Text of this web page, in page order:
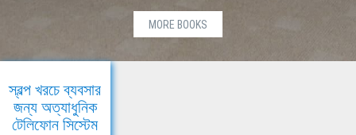
MORE BOOKS
স্বল্প খরচে ব্যবসার
জন্য অত্যাধুনিক
টেলিফোন সিস্টেম